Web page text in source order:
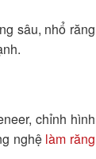
sâu, nhổ răng
chỉnh hình
nghệ làm răng